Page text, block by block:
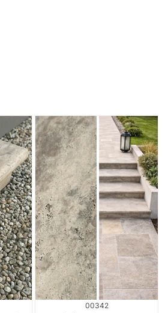
Kod produktu
00342